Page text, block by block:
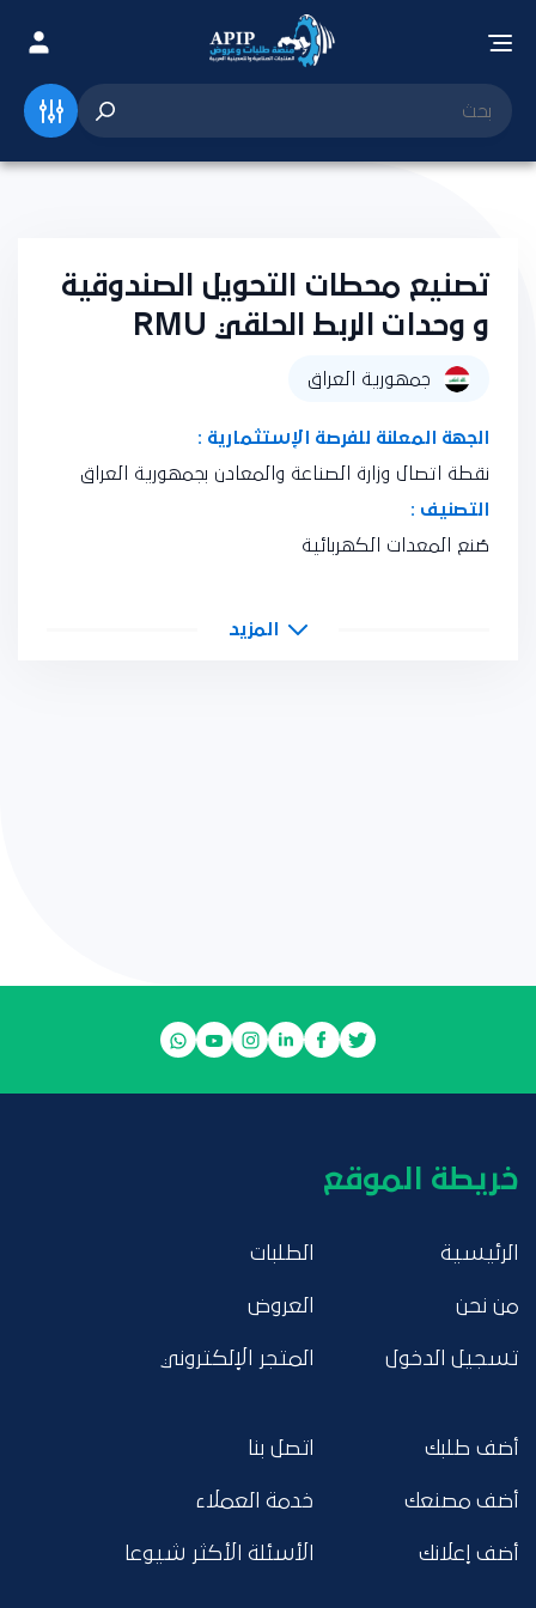
تصنيع محطات التحويل الصندوقية
و وحدات الربط الحلقي RMU
جمهورية العراق
الجهة المعلنة للفرصة الإستثمارية :
نقطة اتصال وزارة الصناعة والمعادن بجمهورية العراق
التصنيف :
صُنع المعدات الكهربائية
المزيد
خريطة الموقع
الرئيسية
من نحن
تسجيل الدخول
الطلبات
العروض
المتجر الإلكتروني
أضف طلبك
أضف مصنعك
أضف إعلانك
اتصل بنا
خدمة العملاء
الأسئلة الأكثر شيوعا